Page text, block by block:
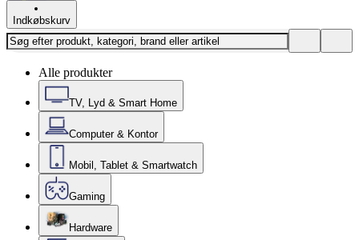
Indkøbskurv
Alle produkter
TV, Lyd & Smart Home
Computer & Kontor
Mobil, Tablet & Smartwatch
Gaming
Hardware